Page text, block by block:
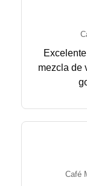
mezcla de
Café